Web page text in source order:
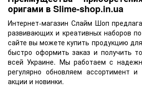
оригами в Slime-shop.in.ua
Интернет-магазин Слайм Шоп
развивающих и креативных наборов
сайте вы можете купить продукцию
быстро оформить заказ и получить
всей Украине. Мы работаем с
регулярно обновляем ассортимент и
акции и новинки.